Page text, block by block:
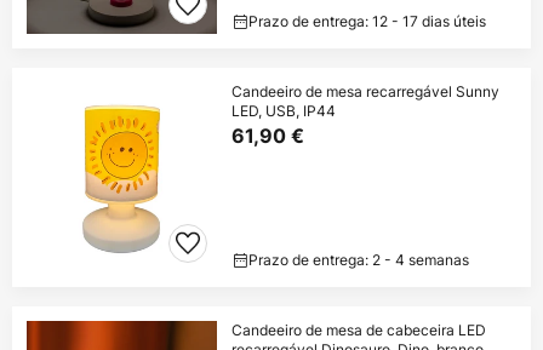
Prazo de entrega: 12 - 17 dias úteis
Candeeiro de mesa recarregável Sunny
LED, USB, IP44
61,90 €
Prazo de entrega: 2 - 4 semanas
Candeeiro de mesa de cabeceira LED